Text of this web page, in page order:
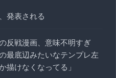
発表される
反戦漫画、意味不明すぎ
最底辺みたいなテンプレ左
描けなくなってる」